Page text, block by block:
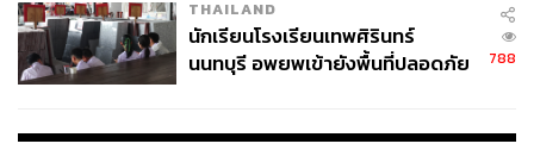
จ่ายหนี้-แอบระบุแบรนด์
THAILAND
นักเรียนโรงเรียนเทพศิรินทร์
นนทบุรี อพยพเข้ายังพื้นที่ปลอดภัย
788